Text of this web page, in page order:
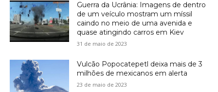
Guerra da Ucrânia: Imagens de dentro
de um veículo mostram um míssil
caindo no meio de uma avenida e
quase atingindo carros em Kiev
31 de maio de 2023
Vulcão Popocatepetl deixa mais de 3
milhões de mexicanos em alerta
23 de maio de 2023